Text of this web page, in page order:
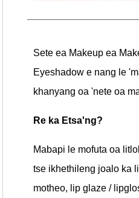
Sete ea Makeup ea
Eyeshadow e nang le
khanyang oa 'nete oa
Re ka Etsa'ng?
Mabapi le mofuta oa
tse ikhethileng joalo ka
motheo, lip glaze /